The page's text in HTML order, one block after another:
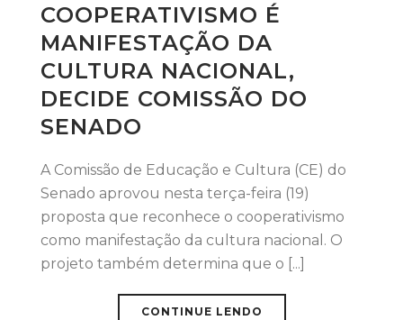
COOPERATIVISMO É
MANIFESTAÇÃO DA
CULTURA NACIONAL,
DECIDE COMISSÃO DO
SENADO
A Comissão de Educação e Cultura (CE) do
Senado aprovou nesta terça-feira (19)
proposta que reconhece o cooperativismo
como manifestação da cultura nacional. O
projeto também determina que o [...]
CONTINUE LENDO